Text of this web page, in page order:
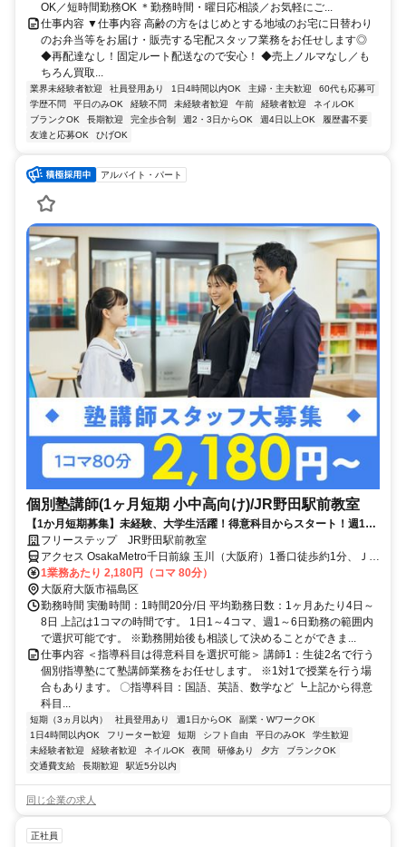
OK／短時間勤務OK ＊勤務時間・曜日応相談／お気軽にご...
仕事内容 ▼仕事内容 高齢の方をはじめとする地域のお宅に日替わり
のお弁当等をお届け・販売する宅配スタッフ業務をお任せします◎
◆再配達なし！固定ルート配送なので安心！ ◆売上ノルマなし／も
ちろん買取...
業界未経験者歓迎 社員登用あり 1日4時間以内OK 主婦・主夫歓迎
60代も応募可
学歴不問
平日のみOK 経験不問 未経験者歓迎 午前 経験者歓迎
ネイルOK
ブランクOK
長期歓迎 完全歩合制 週2・3日からOK 週4日以上OK
履歴書不要
友達と応募OK
ひげOK
アルバイト・パート
個別塾講師(1ヶ月短期 小中高向け)/JR野田駅前教室
【1か月短期募集】未経験、大学生活躍！得意科目からスタート！週1、
1コマ～OK！
フリーステップ JR野田駅前教室
アクセス OsakaMetro千日前線 玉川（大阪府）1番口徒歩約1分、ＪＲ
大阪環状線 野田（大阪環状線）徒歩約2分、OsakaMetro千日前線 野
田阪神7番口徒歩約5分 OsakaMetro千日前線「玉川駅」より徒歩1分
JR大阪環状線「野田駅」より徒歩3分
1業務あたり 2,180円（コマ 80分）
大阪府大阪市福島区
勤務時間 実働時間：1時間20分/日 平均勤務日数：1ヶ月あたり4日～
8日 上記は1コマの時間です。 1日1～4コマ、週1～6日勤務の範囲内
で選択可能です。 ※勤務開始後も相談して決めることができま...
仕事内容 ＜指導科目は得意科目を選択可能＞ 講師1：生徒2名で行う
個別指導塾にて塾講師業務をお任せします。 ※1対1で授業を行う場
合もあります。 〇指導科目：国語、英語、数学など ┗上記から得意
科目...
短期（3ヵ月以内） 社員登用あり 週1日からOK
副業・WワークOK
1日4時間以内OK
フリーター歓迎 短期 シフト自由 平日のみOK
学生歓迎
未経験者歓迎
経験者歓迎 ネイルOK 夜間 研修あり 夕方
ブランクOK
交通費支給
長期歓迎 駅近5分以内
同じ企業の求人
正社員